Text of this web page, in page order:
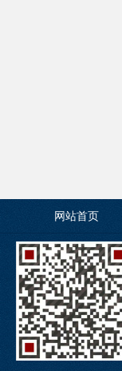
网站首页